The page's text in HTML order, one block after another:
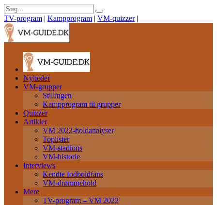
TV-program | Kampprogram | VM-quizzer |
Nyheder
VM-grupper
Stillingen
Kampprogram til grupper
Quizzer
Artikler
VM 2022-holdanalyser
Toplister
VM-stadions
VM-historie
Interviews
Kendte fodboldfans
VM-drømmehold
Mere
TV-program – VM 2022